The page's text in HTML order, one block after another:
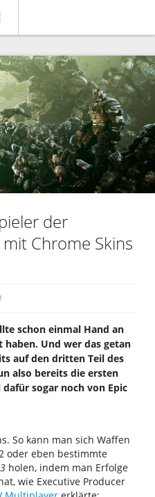
der
Chrome Skins
schon einmal Hand an
haben. Und wer das getan
auf den dritten Teil des
also bereits die ersten
sogar noch von Epic
So kann man sich Waffen
oder eben bestimmte
holen, indem man Erfolge
wie Executive Producer